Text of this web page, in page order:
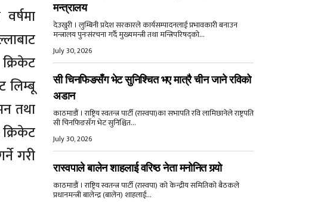
लिम्बू
तथा
गरी
मन्त्रालय
देउखुरी । लुम्बिनी प्रदेश सरकारले कार्यसम्पादनलाई प्रभावकारी बनाउन
मन्त्रालय पुनःसंरचना गर्दै मुख्यमन्त्री तथा मन्त्रिपरिषद्को...
July 30, 2026
सी चिनफिङसँग भेट सुनिश्चित भए मात्रै चीन जाने रविको
अडान
काठमाडौं । राष्ट्रिय स्वतन्त्र पार्टी (रास्वपा)का सभापति रवि लामिछानेले राष्ट्रपति
सी चिनफिङसँग भेट सुनिश्चित...
July 30, 2026
रास्वपाले बालेन शाहलाई वरिष्ठ नेता मनोनित गर्‍यो
काठमाडौं । राष्ट्रिय स्वतन्त्र पार्टी (रास्वपा) को केन्द्रीय समितिको बैठकले
प्रधानमन्त्री बालेन्द्र (बालेन) शाहलाई...